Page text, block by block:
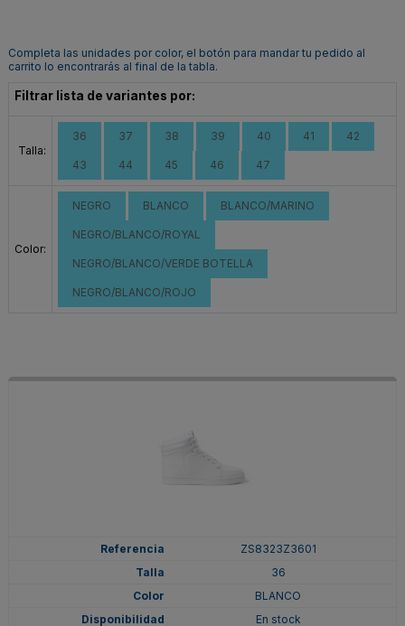
Completa las unidades por color, el botón para mandar tu pedido al
carrito lo encontrarás al final de la tabla.
Filtrar lista de variantes por:
Talla:
36 37 38 39 40 41 42
43 44 45 46 47
Color:
NEGRO BLANCO BLANCO/MARINO
NEGRO/BLANCO/ROYAL
NEGRO/BLANCO/VERDE BOTELLA
NEGRO/BLANCO/ROJO
ZS8323Z3601
36
BLANCO
En stock